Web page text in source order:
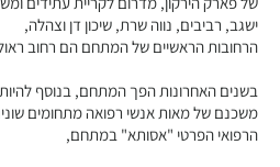
ישגב, רביבים, נווה שרת, שיכון דן וצהלה,
הרחובות הראשיים של המתחם הם רחוב
בשנים האחרונות הפך המתחם, בנוסף
משכנם של מאות אנשי רפואה מתחומים
הרפואי הפרטי "אסותא" במתחם,